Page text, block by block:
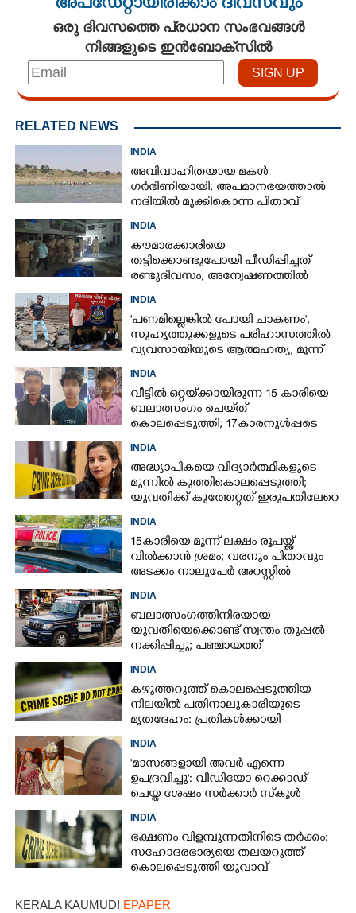
അപ്ഡേറ്റായിരിക്കാം ദിവസവും
ഒരു ദിവസത്തെ പ്രധാന സംഭവങ്ങൾ
നിങ്ങളുടെ ഇൻബോക്സിൽ
RELATED NEWS
INDIA
അവിവാഹിതയായ മകൾ
ഗർഭിണിയായി; അപമാനഭയത്താൽ
നദിയിൽ മുക്കികൊന്ന പിതാവ്
അറസ്റ്റിൽ
INDIA
കൗമാരക്കാരിയെ
തട്ടിക്കൊണ്ടുപോയി പീഡിപ്പിച്ചത്
രണ്ടുദിവസം; അന്വേഷണത്തിൽ
നിർണായകമായത് ഓൺലൈൻ
ഫുഡ് ഡെലിവറി
INDIA
'പണമില്ലെങ്കിൽ പോയി ചാകണം',
സുഹൃത്തുക്കളുടെ പരിഹാസത്തിൽ
വ്യവസായിയുടെ ആത്മഹത്യ, മൂന്ന്
പേർ അറസ്റ്റിൽ
INDIA
വീട്ടിൽ ഒറ്റയ്‌ക്കായിരുന്ന 15 കാരിയെ
ബലാത്സംഗം ചെയ്‌ത്
കൊലപ്പെടുത്തി; 17കാരനുൾപ്പടെ
മൂന്നുപേർ അറസ്റ്റിൽ
INDIA
അദ്ധ്യാപികയെ വിദ്യാർത്ഥികളുടെ
മുന്നിൽ കുത്തികൊലപ്പെടുത്തി;
യുവതിക്ക് കുത്തേറ്റത് ഇരുപതിലേറെ
തവണ
INDIA
15കാരിയെ മൂന്ന് ലക്ഷം രൂപയ്ക്ക്
വിൽക്കാൻ ശ്രമം; വരനും പിതാവും
അടക്കം നാലുപേർ അറസ്റ്റിൽ
INDIA
ബലാത്സംഗത്തിനിരയായ
യുവതിയെക്കൊണ്ട് സ്വന്തം തുപ്പൽ
നക്കിപ്പിച്ചു; പഞ്ചായത്ത്
അംഗങ്ങൾക്കെതിരെ കേസെടുത്ത്
പൊലീസ്‌
INDIA
കഴുത്തറുത്ത് കൊലപ്പെടുത്തിയ
നിലയിൽ പതിനാലുകാരിയുടെ
മൃതദേഹം: പ്രതികൾക്കായി
അന്വേഷണം
INDIA
'മാസങ്ങളായി അവർ എന്നെ
ഉപദ്രവിച്ചു': വീഡിയോ റെക്കാഡ്
ചെയ്ത ശേഷം സർക്കാർ സ്‌കൂൾ
അദ്ധ്യാപിക ജീവനൊടുക്കി
INDIA
ഭക്ഷണം വിളമ്പുന്നതിനിടെ തർക്കം:
സഹോദരഭാര്യയെ തലയറുത്ത്
കൊലപ്പെടുത്തി യുവാവ്
KERALA KAUMUDI EPAPER